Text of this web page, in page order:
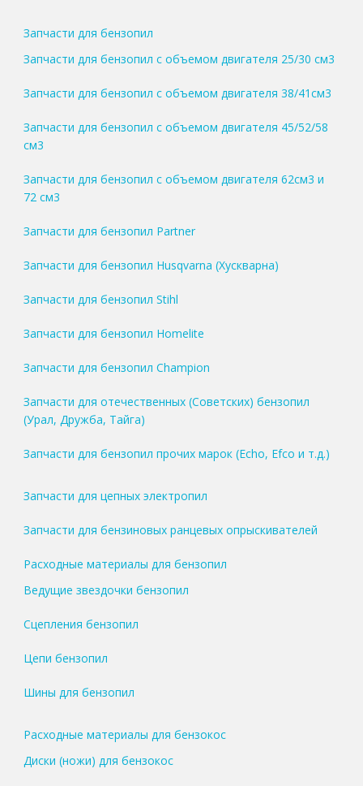
Запчасти для бензопил
Запчасти для бензопил с объемом двигателя 25/30 см3
Запчасти для бензопил с объемом двигателя 38/41см3
Запчасти для бензопил с объемом двигателя 45/52/58
см3
Запчасти для бензопил с объемом двигателя 62см3 и
72 см3
Запчасти для бензопил Partner
Запчасти для бензопил Husqvarna (Хускварна)
Запчасти для бензопил Stihl
Запчасти для бензопил Homelite
Запчасти для бензопил Champion
Запчасти для отечественных (Советских) бензопил
(Урал, Дружба, Тайга)
Запчасти для бензопил прочих марок (Echo, Efco и т.д.)
Запчасти для цепных электропил
Запчасти для бензиновых ранцевых опрыскивателей
Расходные материалы для бензопил
Ведущие звездочки бензопил
Сцепления бензопил
Цепи бензопил
Шины для бензопил
Расходные материалы для бензокос
Диски (ножи) для бензокос